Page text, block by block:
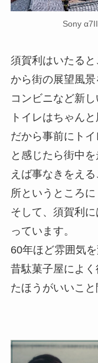
Sony
須賀利はいたる
から街の展望風景
コンビニなど新
トイレはちゃん
だから事前にト
と感じたら街中
えば事なきをえ
所というところに
そして、須賀利
っています。
60年ほど雰囲気
昔駄菓子屋によ
たほうがいいこと